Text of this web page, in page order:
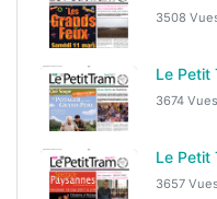
3508
Le Petit
3674
Le Petit
3657